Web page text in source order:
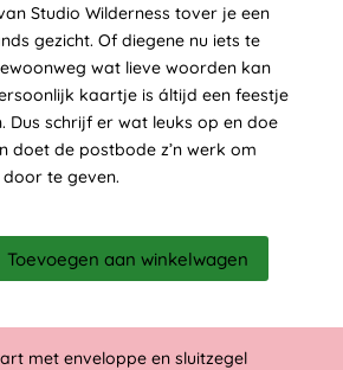
Studio Wilderness tover je een
gezicht. Of diegene nu iets te
wat lieve woorden kan
kaartje is áltijd een feestje
Dus schrijf er wat leuks op en doe
doet de postbode z’n werk om
te geven.
Toevoegen aan winkelwagen
met enveloppe en sluitzegel